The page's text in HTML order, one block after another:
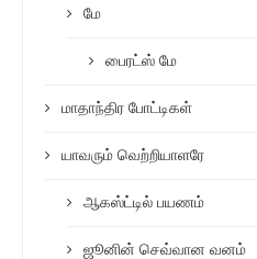
மே
பைரட்ஸ் மே
மாதாந்திர போட்டிகள்
யாவரும் வெற்றியாளரே
ஆகஸ்ட்டில் பயணம்
ஜூனின் செவ்வான வனம்